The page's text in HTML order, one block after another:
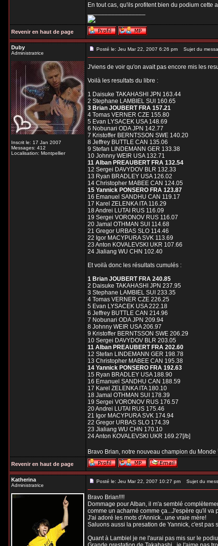
En tout cas, qu'ils profitent bien du podium
_________________
Revenir en haut de page
Duby
Administratrice
Inscrit le: 17 Jan 2007
Messages: 412
Localisation: Montpellier
Posté le: Jeu Mar 22, 2007 6:26 pm Sujet du
J'viens de voir qu'on avait pas encore mis les
Voilà les resultats du libre :
1 Daisuke TAKAHASHI JPN 163.44
2 Stephane LAMBIEL SUI 160.65
3 Brian JOUBERT FRA 157.21
4 Tomas VERNER CZE 155.80
5 Evan LYSACEK USA 148.69
6 Nobunari ODA JPN 142.77
7 Kristoffer BERNTSSON SWE 140.20
8 Jeffrey BUTTLE CAN 135.06
9 Stefan LINDEMANN GER 133.38
10 Johnny WEIR USA 132.71
11 Alban PREAUBERT FRA 132.54
12 Sergei DAVYDOV BLR 132.33
13 Ryan BRADLEY USA 126.02
14 Christopher MABEE CAN 124.05
15 Yannick PONSERO FRA 123.87
16 Emanuel SANDHU CAN 119.17
17 Karel ZELENKA ITA 116.29
18 Andrei LUTAI RUS 116.09
19 Sergei VORONOV RUS 116.07
20 Jamal OTHMAN SUI 114.68
21 Gregor URBAS SLO 114.46
22 Igor MACYPURA SVK 113.69
23 Anton KOVALEVSKI UKR 107.66
24 Jialiang WU CHN 102.40
Et voilà donc les résultats cumulés :
1 Brian JOUBERT FRA 240.85
2 Daisuke TAKAHASHI JPN 237.95
3 Stephane LAMBIEL SUI 233.35
4 Tomas VERNER CZE 226.25
5 Evan LYSACEK USA 222.18
6 Jeffrey BUTTLE CAN 214.96
7 Nobunari ODA JPN 209.94
8 Johnny WEIR USA 206.97
9 Kristoffer BERNTSSON SWE 206.29
10 Sergei DAVYDOV BLR 203.05
11 Alban PREAUBERT FRA 202.60
12 Stefan LINDEMANN GER 198.78
13 Christopher MABEE CAN 195.38
14 Yannick PONSERO FRA 192.63
15 Ryan BRADLEY USA 188.90
16 Emanuel SANDHU CAN 188.59
17 Karel ZELENKA ITA 180.10
18 Jamal OTHMAN SUI 178.39
19 Sergei VORONOV RUS 176.57
20 Andrei LUTAI RUS 175.46
21 Igor MACYPURA SVK 174.94
22 Gregor URBAS SLO 174.39
23 Jialiang WU CHN 170.10
24 Anton KOVALEVSKI UKR 169.27[/b]
Bravo Brian, notre nouveau champion du Monde
Revenir en haut de page
Katherina
Administratrice
Posté le: Jeu Mar 22, 2007 10:27 pm Sujet du
Bravo Brian!!!!
Dommage pour Alban, il m'a semblé
comme un acharné comme ça...J'espère qu'il va
J'ai adoré les mots d'Annick...une vraie mère!
Saluons aussi la presation de Yannick, c'est pas
Quant à Lambiel je ne l'aurai pas mis sur le